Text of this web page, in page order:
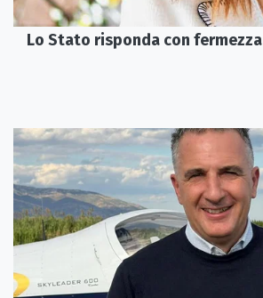
Lo Stato risponda con fermezza